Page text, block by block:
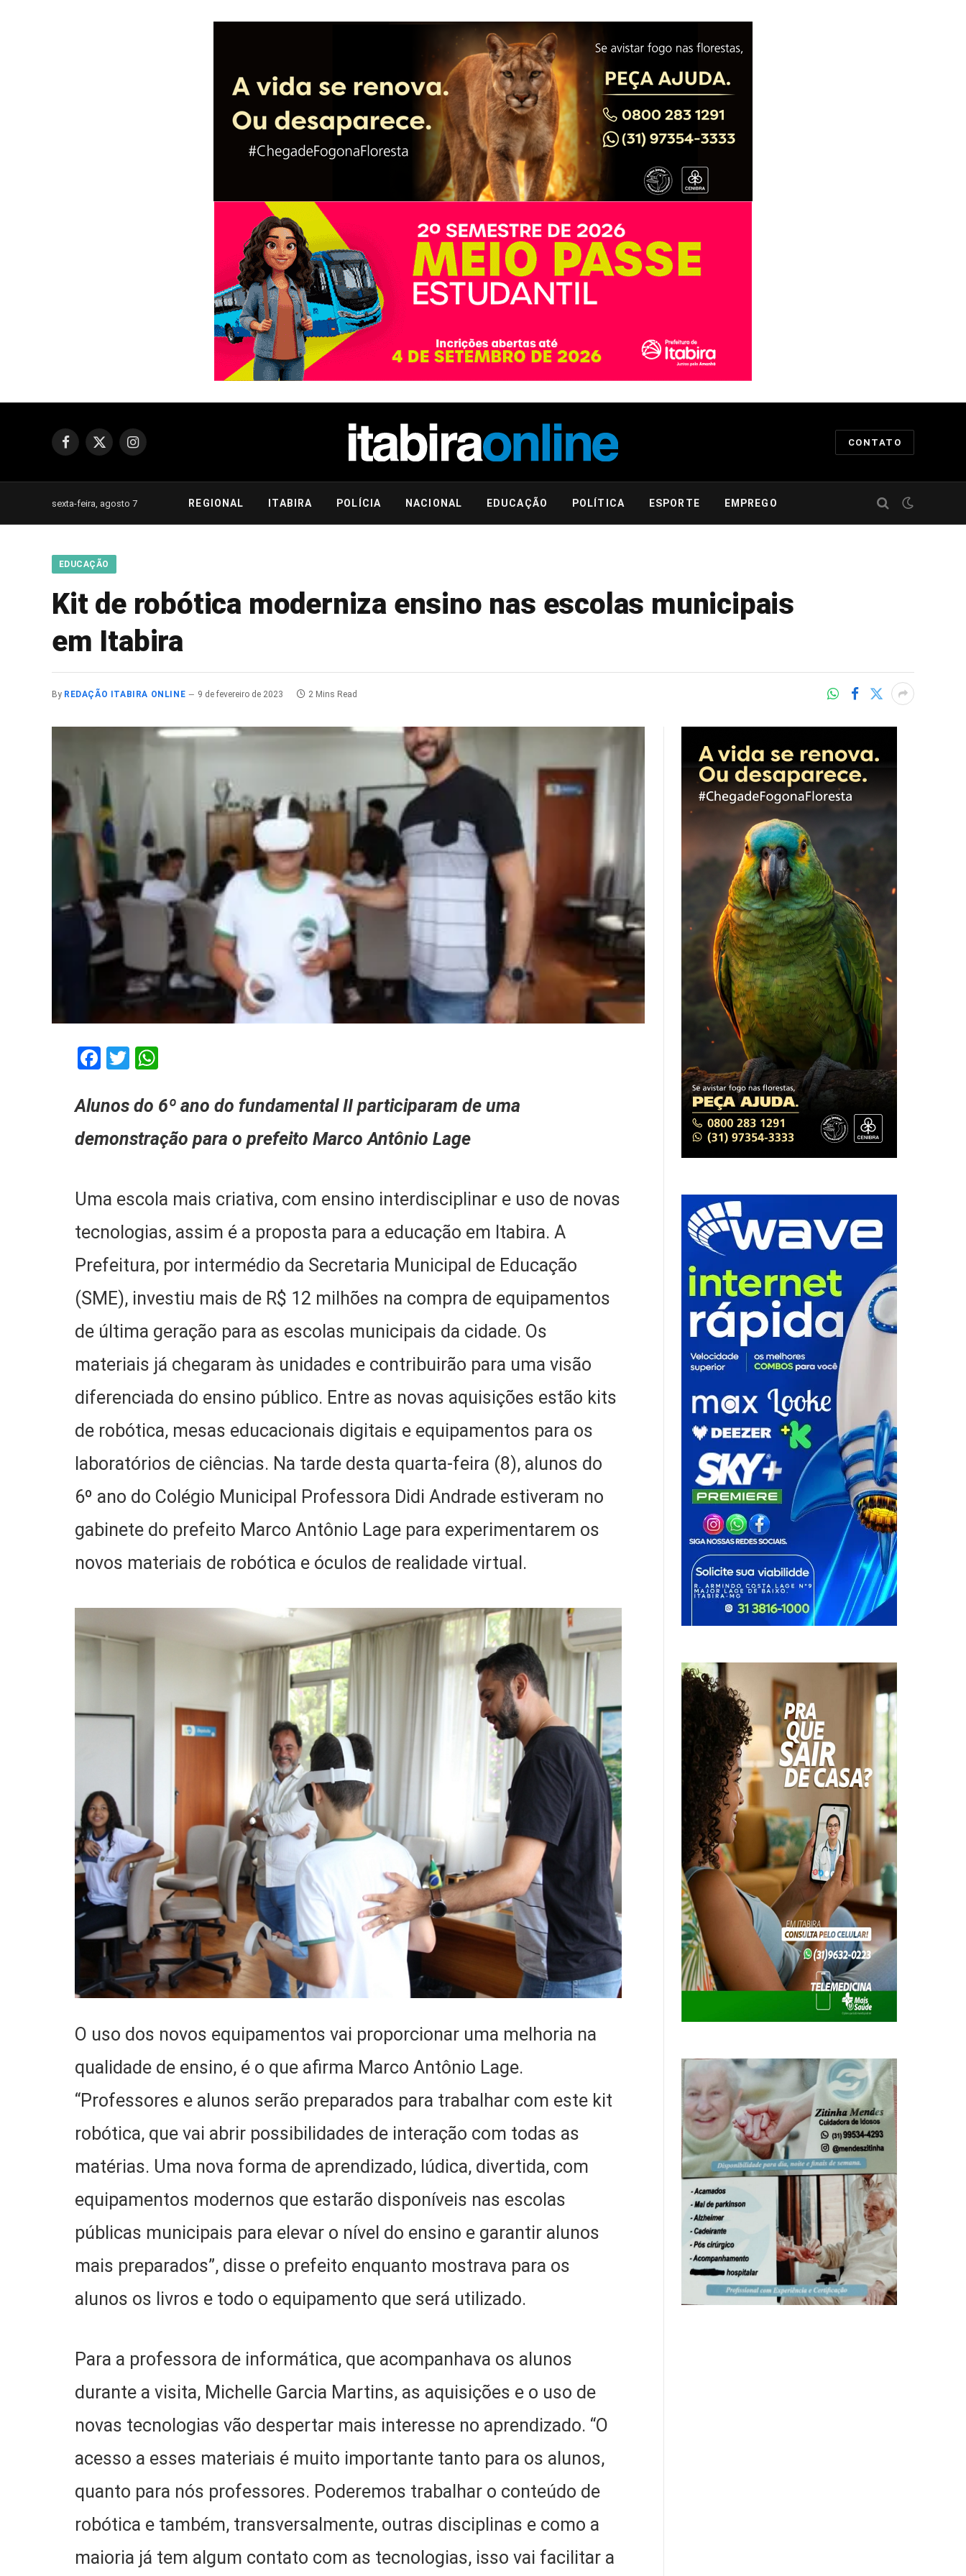
Facebook
X
Instagram
CONTATO
sexta-feira, agosto 7 REGIONAL ITABIRA POLÍCIA NACIONAL EDUCAÇÃO POLÍTICA ESPORTE EMPREGO
EDUCAÇÃO
Kit de robótica moderniza ensino nas escolas municipais
em Itabira
By REDAÇÃO ITABIRA ONLINE 9 de fevereiro de 2023 2 Mins Read
Facebook
Twitter
Alunos do 6º ano do fundamental II participaram de uma
demonstração para o prefeito Marco Antônio Lage
Uma escola mais criativa, com ensino interdisciplinar e uso de novas
tecnologias, assim é a proposta para a educação em Itabira. A
Prefeitura, por intermédio da Secretaria Municipal de Educação
(SME), investiu mais de R$ 12 milhões na compra de equipamentos
de última geração para as escolas municipais da cidade. Os
materiais já chegaram às unidades e contribuirão para uma visão
diferenciada do ensino público. Entre as novas aquisições estão kits
de robótica, mesas educacionais digitais e equipamentos para os
laboratórios de ciências. Na tarde desta quarta-feira (8), alunos do
6º ano do Colégio Municipal Professora Didi Andrade estiveram no
gabinete do prefeito Marco Antônio Lage para experimentarem os
novos materiais de robótica e óculos de realidade virtual.
O uso dos novos equipamentos vai proporcionar uma melhoria na
qualidade de ensino, é o que afirma Marco Antônio Lage.
“Professores e alunos serão preparados para trabalhar com este kit
robótica, que vai abrir possibilidades de interação com todas as
matérias. Uma nova forma de aprendizado, lúdica, divertida, com
equipamentos modernos que estarão disponíveis nas escolas
públicas municipais para elevar o nível do ensino e garantir alunos
mais preparados”, disse o prefeito enquanto mostrava para os
alunos os livros e todo o equipamento que será utilizado.
Para a professora de informática, que acompanhava os alunos
durante a visita, Michelle Garcia Martins, as aquisições e o uso de
novas tecnologias vão despertar mais interesse no aprendizado. “O
acesso a esses materiais é muito importante tanto para os alunos,
quanto para nós professores. Poderemos trabalhar o conteúdo de
robótica e também, transversalmente, outras disciplinas e como a
maioria já tem algum contato com as tecnologias, isso vai facilitar a